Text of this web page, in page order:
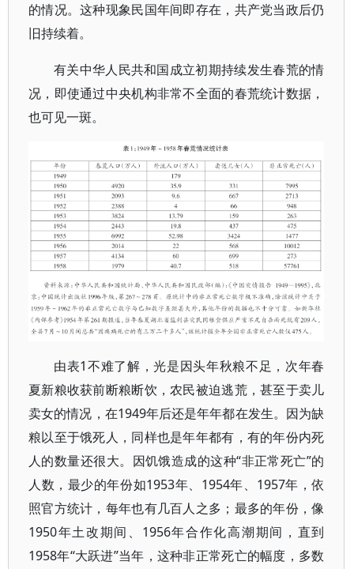
的情况。这种现象民国年间即存在，共产党当政后仍
旧持续着。
有关中华人民共和国成立初期持续发生春荒的情
况，即使通过中央机构非常不全面的春荒统计数据，
也可见一斑。
由表1不难了解，光是因头年秋粮不足，次年春
夏新粮收获前断粮断饮，农民被迫逃荒，甚至于卖儿
卖女的情况，在1949年后还是年年都在发生。因为缺
粮以至于饿死人，同样也是年年都有，有的年份内死
人的数量还很大。因饥饿造成的这种“非正常死亡”的
人数，最少的年份如1953年、1954年、1957年，依
照官方统计，每年也有几百人之多；最多的年份，像
1950年土改期间、1956年合作化高潮期间，直到
1958年“大跃进”当年，这种非正常死亡的幅度，多数